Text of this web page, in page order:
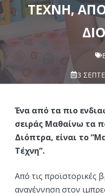
ΤΈΧΝΗ, ΑΠΌ
3
Ένα από τα πιο
σειράς Μαθαίνω τα
Διόπτρα, είναι το
Τέχνη”.
Από τις προϊστορικές
αναγέννηση στον